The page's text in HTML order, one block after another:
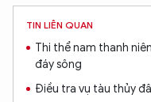
TIN LIÊN QUAN
Thi thể nam thanh
đáy sông
Điều tra vụ tàu thủy